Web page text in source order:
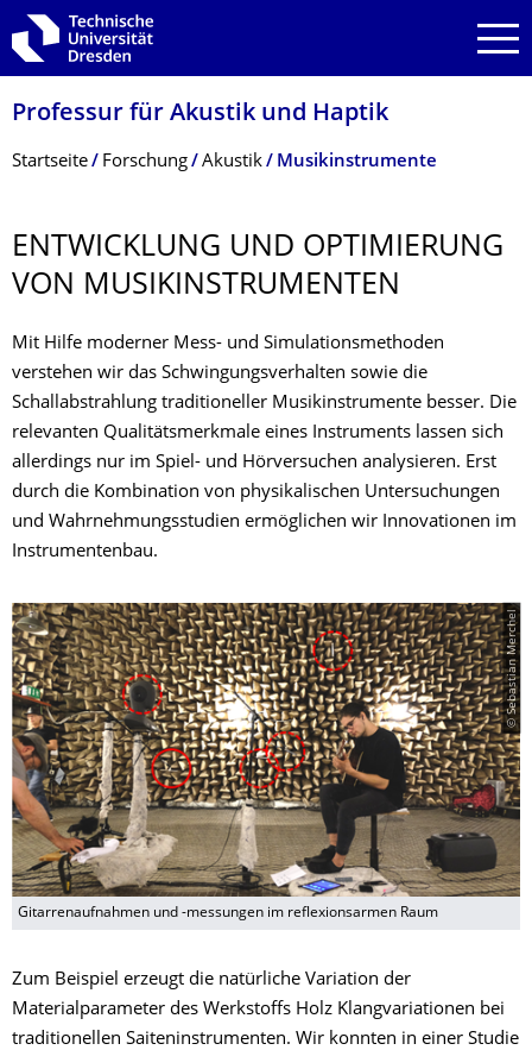
Zur Hauptnavigation springen
Zur Suche springen
Zum Inhalt springen
Professur für Akustik und Haptik
Breadcrumb-Menü
Startseite Forschung Akustik Musikinstrumente
ENTWICKLUNG UND OPTIMIERUNG
VON MUSIKINSTRUMEN­TEN
Mit Hilfe moderner Mess- und Simulationsmethoden
verstehen wir das Schwingungsverhalten sowie die
Schallabstrahlung traditioneller Musikinstrumente besser. Die
relevanten Qualitätsmerkmale eines Instruments lassen sich
allerdings nur im Spiel- und Hörversuchen analysieren. Erst
durch die Kombination von physikalischen Untersuchungen
und Wahrnehmungsstudien ermöglichen wir Innovationen im
Instrumentenbau.
© Sebastian Merchel
Gitarrenaufnahmen und -messungen im reflexionsarmen Raum
Zum Beispiel erzeugt die natürliche Variation der
Materialparameter des Werkstoffs Holz Klangvariationen bei
traditionellen Saiteninstrumenten. Wir konnten in einer Studie